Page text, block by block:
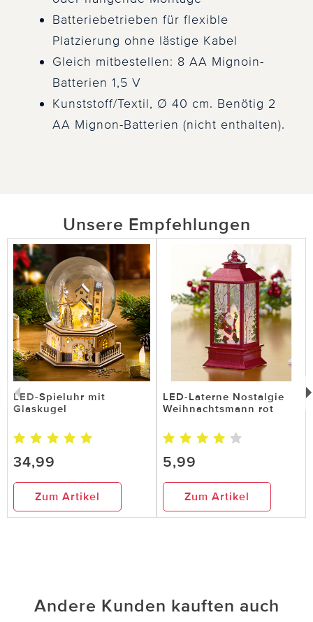
Batteriebetrieben für flexible
Platzierung ohne lästige Kabel
Gleich mitbestellen: 8 AA Mignoin-
Batterien 1,5 V
Kunststoff/Textil, Ø 40 cm. Benötig 2
AA Mignon-Batterien (nicht enthalten).
Unsere Empfehlungen
LED-Spieluhr mit
Glaskugel
34,99
Zum Artikel
LED-Laterne Nostalgie
Weihnachtsmann rot
5,99
Zum Artikel
Andere Kunden kauften auch